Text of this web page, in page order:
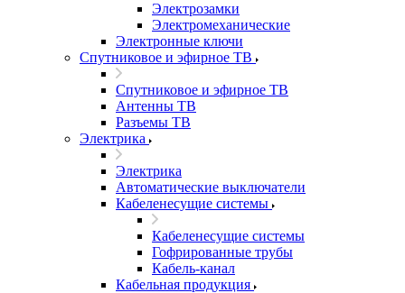
Электрозамки
Электромеханические
Электронные ключи
Спутниковое и эфирное ТВ
Спутниковое и эфирное ТВ
Антенны ТВ
Разъемы ТВ
Электрика
Электрика
Автоматические выключатели
Кабеленесущие системы
Кабеленесущие системы
Гофрированные трубы
Кабель-канал
Кабельная продукция